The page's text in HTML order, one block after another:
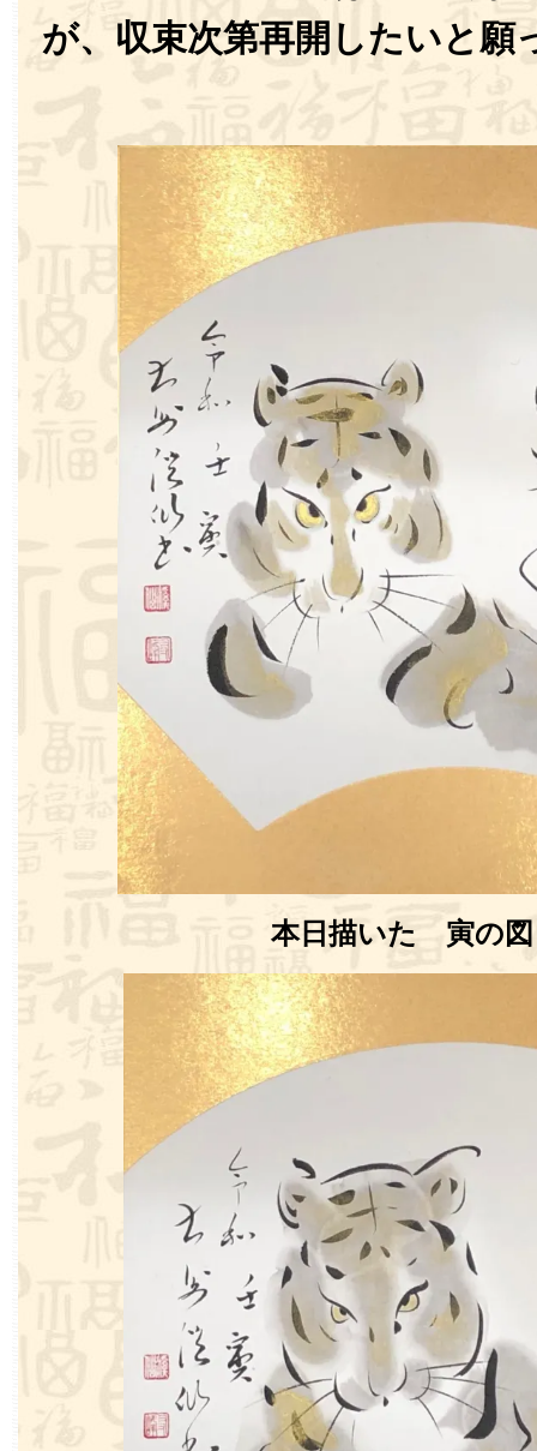
が、収束次第再開したいと願
本日描いた 寅の